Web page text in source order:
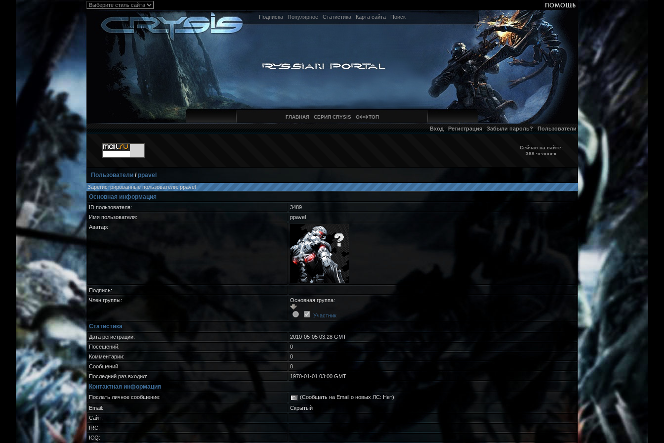
Подписка Популярное Статистика Карта сайта Поиск
ГЛАВНАЯ СЕРИЯ CRYSIS ОФФТОП
Вход Регистрация Забыли пароль? Пользователи
Сейчас на сайте:
368 человек
Пользователи/ppavel
Зарегистрированные пользователи: ppavel
Основная информация
ID пользователя:
3489
Имя пользователя:
ppavel
Аватар:
Подпись:
Член группы:
Основная группа:
Участник
Статистика
Дата регистрации:
2010-05-05 03:28 GMT
Посещений:
0
Комментарии:
0
Сообщений
0
Последний раз входил:
1970-01-01 03:00 GMT
Контактная информация
Послать личное сообщение:
(Сообщать на Email о новых ЛС: Нет)
Email:
Скрытый
Сайт:
IRC:
ICQ: